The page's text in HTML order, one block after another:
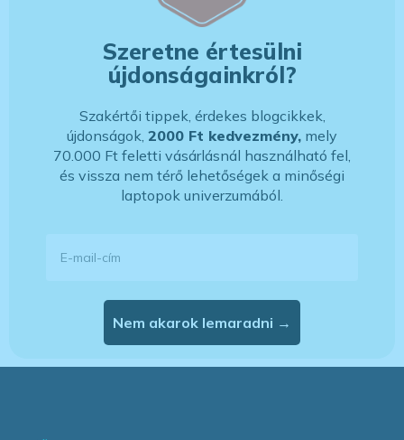
Szeretne értesülni
újdonságainkról?
Szakértői tippek, érdekes blogcikkek,
újdonságok, 2000 Ft kedvezmény, mely
70.000 Ft feletti vásárlásnál használható fel,
és vissza nem térő lehetőségek a minőségi
laptopok univerzumából.
Nem akarok lemaradni →